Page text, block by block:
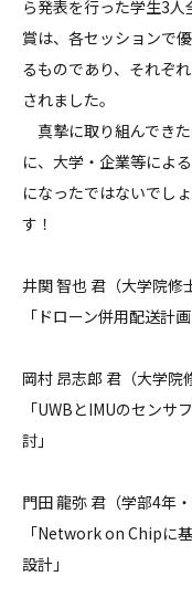
ら発表を行った学生3
賞は、各セッションで
るものであり、それぞ
されました。
真摯に取り組んでき
に、大学・企業等によ
になったではないでし
す！
井関 智也 君（大学院修
「ドローン併用配送計
岡村 昂志郎 君（大学院
「UWBとIMUのセン
討」
門田 龍弥 君（学部4年・
「Network on Chipに
設計」